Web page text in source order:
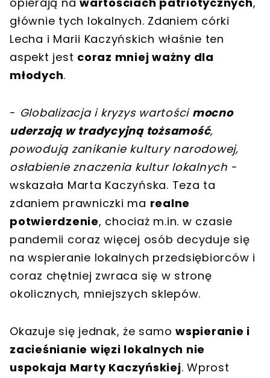
głównie tych lokalnych. Zdaniem córki
Lecha i Marii Kaczyńskich właśnie ten
aspekt jest coraz mniej ważny dla
młodych.
- Globalizacja i kryzys wartości mocno
uderzają w tradycyjną tożsamość,
powodują zanikanie kultury narodowej,
osłabienie znaczenia kultur lokalnych -
wskazała Marta Kaczyńska. Teza ta
zdaniem prawniczki ma realne
potwierdzenie, chociaż m.in. w czasie
pandemii coraz więcej osób decyduje się
na wspieranie lokalnych przedsiębiorców i
coraz chętniej zwraca się w stronę
okolicznych, mniejszych sklepów.
Okazuje się jednak, że samo wspieranie i
zacieśnianie więzi lokalnych nie
uspokaja Marty Kaczyńskiej. Wprost